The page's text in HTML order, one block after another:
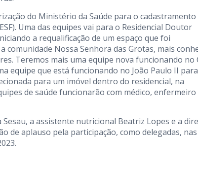
do Ministério da Saúde para o cadastramento
Uma das equipes vai para o Residencial Doutor
a requalificação de um espaço que foi
Nossa Senhora das Grotas, mais
Teremos mais uma equipe nova funcionando no
equipe que está funcionando no João Paulo II para
para um imóvel dentro do residencial, na
de saúde funcionarão com médico, enfermeiro
a assistente nutricional Beatriz Lopes e a
de aplauso pela participação, como delegadas, nas